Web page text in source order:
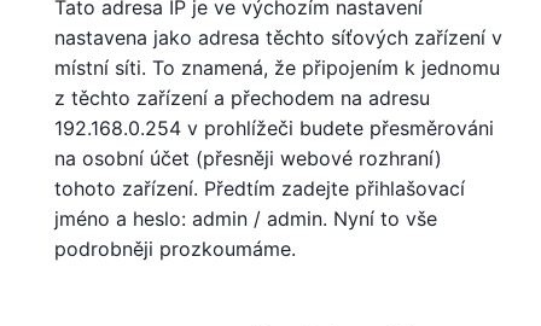
Tato adresa IP je ve výchozím nastavení
nastavena jako adresa těchto síťových zařízení v
místní síti. To znamená, že připojením k jednomu
z těchto zařízení a přechodem na adresu
192.168.0.254 v prohlížeči budete přesměrováni
na osobní účet (přesněji webové rozhraní)
tohoto zařízení. Předtím zadejte přihlašovací
jméno a heslo: admin / admin. Nyní to vše
podrobněji prozkoumáme.